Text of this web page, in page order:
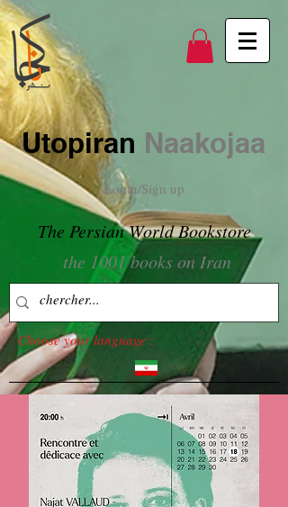
Utopiran Naakojaa
Login/Sign up
The Persian World Bookstore
the 1001 books on Iran
Choose your language :